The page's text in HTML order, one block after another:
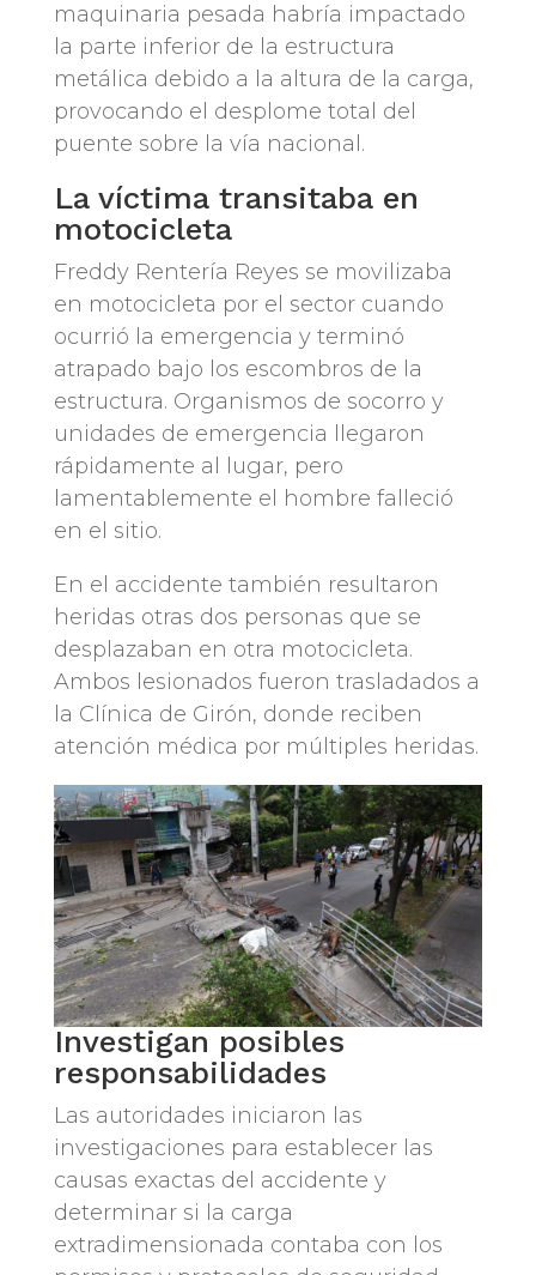
maquinaria pesada habría impactado
la parte inferior de la estructura
metálica debido a la altura de la carga,
provocando el desplome total del
puente sobre la vía nacional.
La víctima transitaba en
motocicleta
Freddy Rentería Reyes se movilizaba
en motocicleta por el sector cuando
ocurrió la emergencia y terminó
atrapado bajo los escombros de la
estructura. Organismos de socorro y
unidades de emergencia llegaron
rápidamente al lugar, pero
lamentablemente el hombre falleció
en el sitio.
En el accidente también resultaron
heridas otras dos personas que se
desplazaban en otra motocicleta.
Ambos lesionados fueron trasladados a
la Clínica de Girón, donde reciben
atención médica por múltiples heridas.
Investigan posibles
responsabilidades
Las autoridades iniciaron las
investigaciones para establecer las
causas exactas del accidente y
determinar si la carga
extradimensionada contaba con los